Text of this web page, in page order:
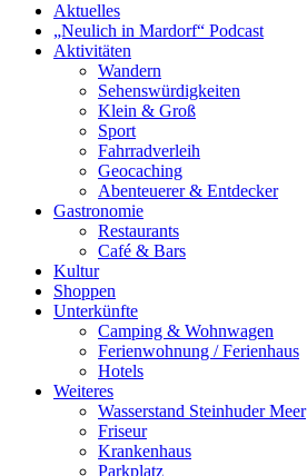
Aktuelles
„Neulich in Mardorf“ Podcast
Aktivitäten
Wandern
Sehenswürdigkeiten
Klein & Groß
Sport
Fahrradverleih
Geocaching
Abenteuerer & Entdecker
Gastronomie
Restaurants
Café & Bars
Kultur
Shoppen
Unterkünfte
Camping & Wohnwagen
Ferienwohnung / Ferienhaus
Hotels
Weiteres
Wasserstand Steinhuder Meer
Friseur
Krankenhaus
Parkplatz